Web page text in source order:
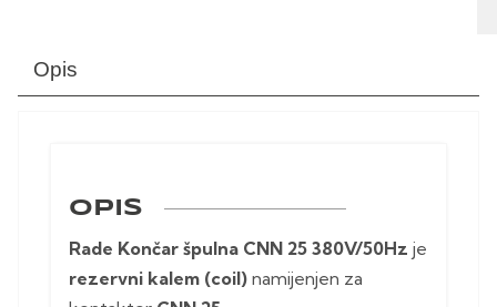
Opis
OPIS
Rade Končar špulna CNN 25 380V/50Hz je
rezervni kalem (coil) namijenjen za